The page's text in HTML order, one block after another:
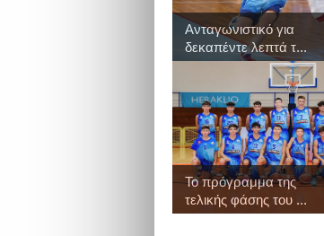
Ανταγωνιστικό για
δεκαπέντε λεπτά τ...
Το πρόγραμμα της
τελικής φάσης του ...